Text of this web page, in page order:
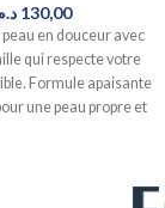
130,00
en douceur avec
qui respecte votre
Formule apaisante
une peau propre et
en 24-48h au Maroc.